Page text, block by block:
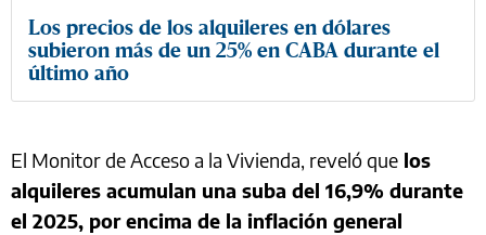
Los precios de los alquileres en dólares
subieron más de un 25% en CABA durante el
último año
El Monitor de Acceso a la Vivienda, reveló que los
alquileres acumulan una suba del 16,9% durante
el 2025, por encima de la inflación general